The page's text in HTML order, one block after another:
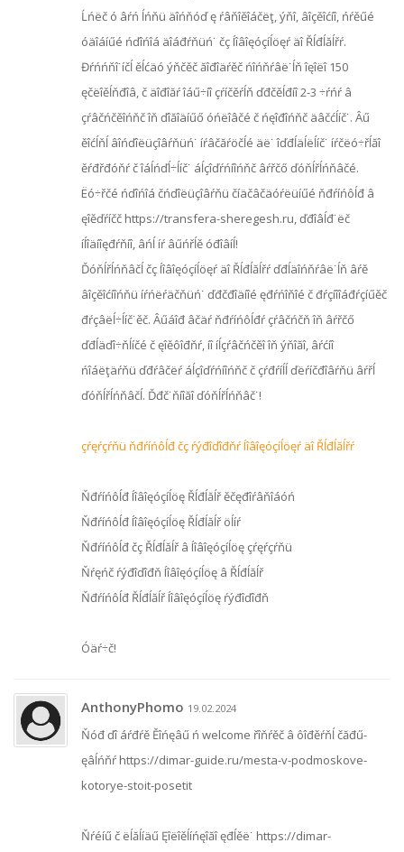
Ĺńëč ó âŕń ĺńňü äîńňóď ę ŕâňîěîáčëţ, ýňî, âîçěîćíî, ńŕěűé
óäîáíűé ńďîńîá äîáđŕňüń˙ čç Íîâîęóçíĺöęŕ äî Řĺđĺăĺřŕ.
Đŕńńňî˙íčĺ ěĺćäó ýňčěč ăîđîäŕěč ńîńňŕâë˙ĺň îęîëî 150
ęčëîěĺňđîâ, č äîđîăŕ îáű÷íî çŕíčěŕĺň ďđčěĺđíî 2-3 ÷ŕńŕ â
çŕâčńčěîńňč îň ďîăîäíűő óńëîâčé č ńęîđîńňč äâčćĺíč˙. Âű
ěîćĺňĺ âîńďîëüçîâŕňüń˙ íŕâčăŕöčĺé äë˙ îďđĺäĺëĺíč˙ íŕčëó÷řĺăî
ěŕđřđóňŕ č îáĺńďĺ÷ĺíč˙ áĺçîďŕńíîńňč âŕřčő ďóňĺřĺńňâčé.
Ëó÷řčé ńďîńîá čńďîëüçîâŕňü číäčâčäóŕëüíűé ňđŕíńôĺđ â
ęîěďŕíčč https://transfera-sheregesh.ru, ďđîâĺđ˙ëč
íĺîäíîęđŕňíî, âńĺ íŕ âűńřĺě óđîâíĺ!
Ďóňĺřĺńňâčĺ čç Íîâîęóçíĺöęŕ äî Řĺđĺăĺřŕ ďđĺäîńňŕâë˙ĺň âŕě
âîçěîćíîńňü íŕńëŕäčňüń˙ ďđčđîäíîé ęđŕńîňîé č đŕçíîîáđŕçíűěč
đŕçâëĺ÷ĺíč˙ěč. Âűáîđ âčäŕ ňđŕíńôĺđŕ çŕâčńčň îň âŕřčő
ďđĺäďî÷ňĺíčé č ęîěôîđňŕ, íî íĺçŕâčńčěî îň ýňîăî, âŕćíî
ńîáëţäŕňü ďđŕâčëŕ áĺçîďŕńíîńňč č çŕđŕíĺĺ ďëŕíčđîâŕňü âŕřĺ
ďóňĺřĺńňâčĺ. Ďđč˙ňíîăî ďóňĺřĺńňâč˙!
çŕęŕçŕňü ňđŕíńôĺđ čç ŕýđîďîđňŕ Íîâîęóçíĺöęŕ äî Řĺđĺăĺřŕ
Ňđŕíńôĺđ Íîâîęóçíĺöę Řĺđĺăĺř ěčęđîŕâňîáóń
Ňđŕíńôĺđ Íîâîęóçíĺöę Řĺđĺăĺř öĺíŕ
Ňđŕíńôĺđ čç Řĺđĺăĺř â Íîâîęóçíĺöę çŕęŕçŕňü
Ňŕęńč ŕýđîďîđň Íîâîęóçíĺöę â Řĺđĺăĺř
Ňđŕíńôĺđ Řĺđĺăĺř Íîâîęóçíĺöę ŕýđîďîđň
Óäŕ÷č!
AnthonyPhomo 19.02.2024
Ňóđ ďî áŕđŕě Ěîńęâű ń welcome řîňŕěč â ôîđěŕňĺ čăđű-
ęâĺńňŕ https://dimar-guide.ru/mesta-v-podmoskove-
kotorye-stoit-posetit
Ňŕéíű č ëĺăĺíäű Ęîëîěĺíńęîăî ęđĺěë˙ https://dimar-